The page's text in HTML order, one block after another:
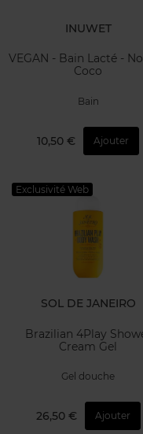
INUWET
VEGAN - Bain Lacté - Noix de
Coco
Bain
10,50 € Ajouter
Exclusivité Web
SOL DE JANEIRO
Brazilian 4Play
Cream Gel
Gel douche
26,50 € Ajouter